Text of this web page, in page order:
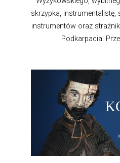
skrzypka, instrumentalistę,
instrumentów oraz
Podkarpacia.